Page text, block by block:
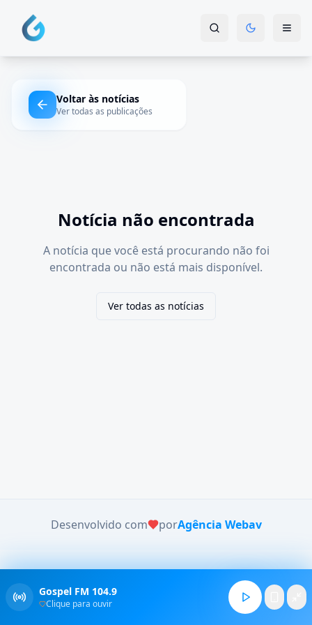
Voltar às notícias
Ver todas as publicações
Notícia não encontrada
A notícia que você está procurando não foi
encontrada ou não está mais disponível.
Ver todas as notícias
Desenvolvido com porAgência Webav
Gospel FM 104.9
Clique para ouvir